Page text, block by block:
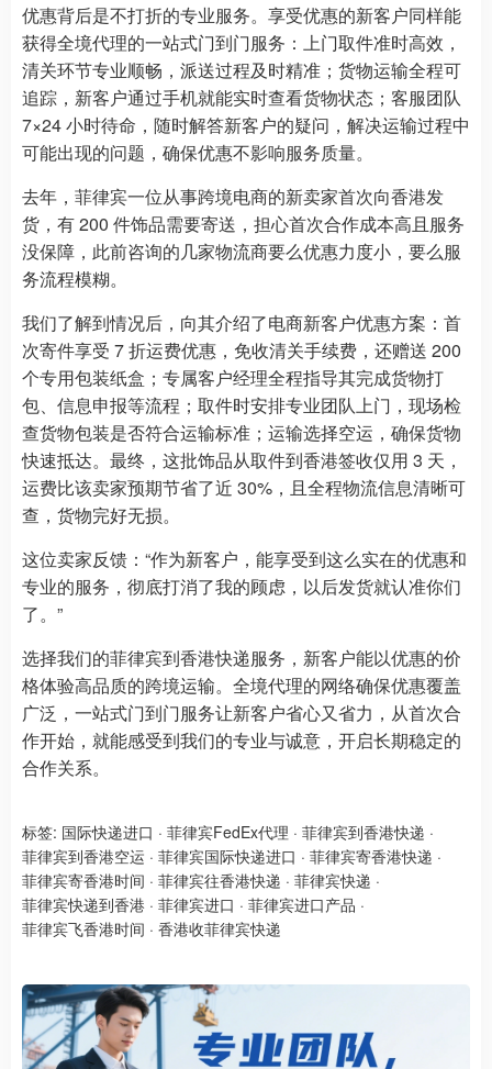
优惠背后是不打折的专业服务。享受优惠的新客户同样能
获得全境代理的一站式门到门服务：上门取件准时高效，
清关环节专业顺畅，派送过程及时精准；货物运输全程可
追踪，新客户通过手机就能实时查看货物状态；客服团队
7×24 小时待命，随时解答新客户的疑问，解决运输过程中
可能出现的问题，确保优惠不影响服务质量。
去年，菲律宾一位从事跨境电商的新卖家首次向香港发
货，有 200 件饰品需要寄送，担心首次合作成本高且服务
没保障，此前咨询的几家物流商要么优惠力度小，要么服
务流程模糊。
我们了解到情况后，向其介绍了电商新客户优惠方案：首
次寄件享受 7 折运费优惠，免收清关手续费，还赠送 200
个专用包装纸盒；专属客户经理全程指导其完成货物打
包、信息申报等流程；取件时安排专业团队上门，现场检
查货物包装是否符合运输标准；运输选择空运，确保货物
快速抵达。最终，这批饰品从取件到香港签收仅用 3 天，
运费比该卖家预期节省了近 30%，且全程物流信息清晰可
查，货物完好无损。
这位卖家反馈：“作为新客户，能享受到这么实在的优惠和
专业的服务，彻底打消了我的顾虑，以后发货就认准你们
了。”
选择我们的菲律宾到香港快递服务，新客户能以优惠的价
格体验高品质的跨境运输。全境代理的网络确保优惠覆盖
广泛，一站式门到门服务让新客户省心又省力，从首次合
作开始，就能感受到我们的专业与诚意，开启长期稳定的
合作关系。
标签: 国际快递进口 · 菲律宾FedEx代理 · 菲律宾到香港快递 ·
菲律宾到香港空运 · 菲律宾国际快递进口 · 菲律宾寄香港快递 ·
菲律宾寄香港时间 · 菲律宾往香港快递 · 菲律宾快递 ·
菲律宾快递到香港 · 菲律宾进口 · 菲律宾进口产品 ·
菲律宾飞香港时间 · 香港收菲律宾快递